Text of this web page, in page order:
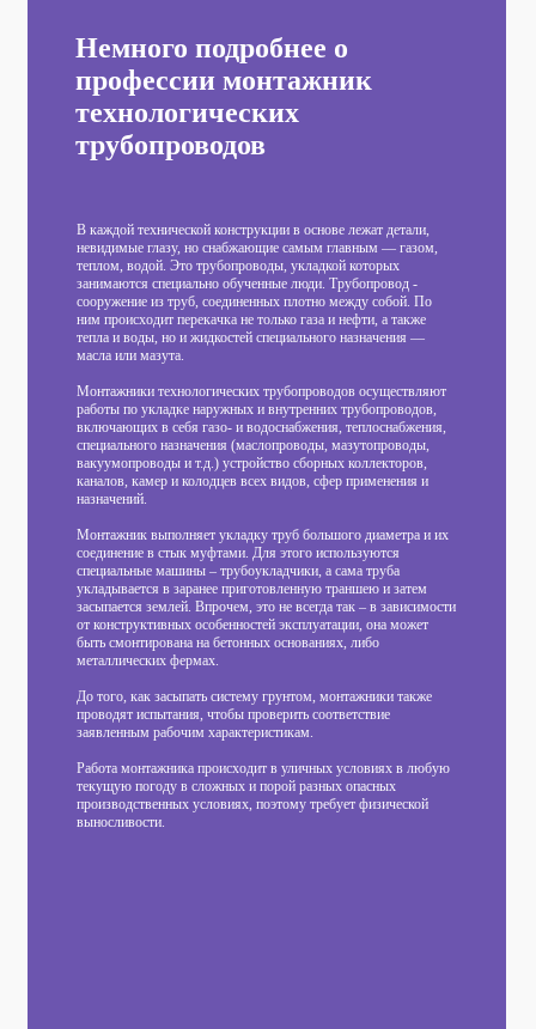
Немного подробнее о
профессии монтажник
технологических
трубопроводов
В каждой технической конструкции в основе лежат детали,
невидимые глазу, но снабжающие самым главным — газом,
теплом, водой. Это трубопроводы, укладкой которых
занимаются специально обученные люди. Трубопровод -
сооружение из труб, соединенных плотно между собой. По
ним происходит перекачка не только газа и нефти, а также
тепла и воды, но и жидкостей специального назначения —
масла или мазута.
Монтажники технологических трубопроводов осуществляют
работы по укладке наружных и внутренних трубопроводов,
включающих в себя газо- и водоснабжения, теплоснабжения,
специального назначения (маслопроводы, мазутопроводы,
вакуумопроводы и т.д.) устройство сборных коллекторов,
каналов, камер и колодцев всех видов, сфер применения и
назначений.
Монтажник выполняет укладку труб большого диаметра и их
соединение в стык муфтами. Для этого используются
специальные машины – трубоукладчики, а сама труба
укладывается в заранее приготовленную траншею и затем
засыпается землей. Впрочем, это не всегда так – в зависимости
от конструктивных особенностей эксплуатации, она может
быть смонтирована на бетонных основаниях, либо
металлических фермах.
До того, как засыпать систему грунтом, монтажники также
проводят испытания, чтобы проверить соответствие
заявленным рабочим характеристикам.
Работа монтажника происходит в уличных условиях в любую
текущую погоду в сложных и порой разных опасных
производственных условиях, поэтому требует физической
выносливости.